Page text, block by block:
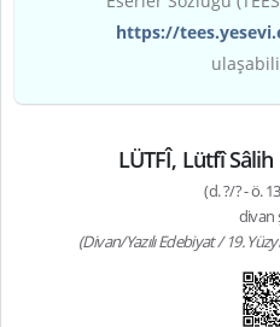
https://
LÜTFÎ, Lütfî
(d. ?/? - ö.
divan
(Divan/Yazılı Edebiyat / 19.